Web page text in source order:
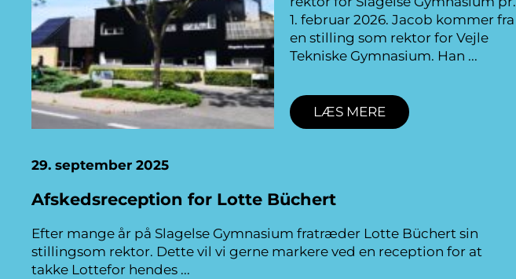
1. februar 2026. Jacob kommer fra
en stilling som rektor for Vejle
Tekniske Gymnasium. Han
LÆS MERE
Afskedsreception for Lotte Büchert
29. september 2025
Efter mange år på Slagelse Gymnasium fratræder Lotte Büchert sin
stillingsom rektor. Dette vil vi gerne markere ved en reception for at
takke Lottefor hendes